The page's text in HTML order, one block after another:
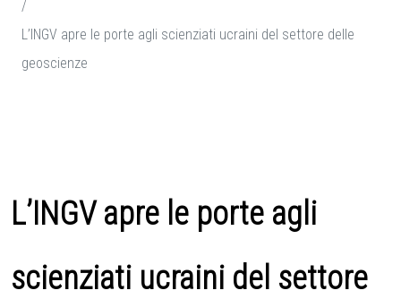
L’INGV apre le porte agli scienziati ucraini del settore delle
geoscienze
L’INGV apre le porte agli
scienziati ucraini del settore